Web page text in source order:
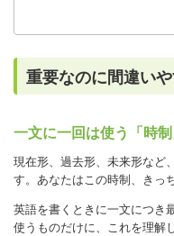
重要なのに間違い
一文に一回は使う「時
現在形、過去形、未来形など
す。あなたはこの時制、きっ
英語を書くときに一文につき
使うものだけに、これを理解